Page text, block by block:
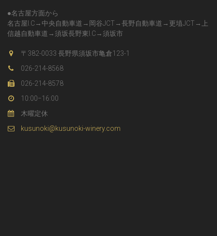
●名古屋方面から
名古屋I.C→中央自動車道→岡谷JCT→長野自動車道→更埴JCT→上
信越自動車道→須坂長野東I.C→須坂市
〒382-0033 長野県須坂市亀倉123-1
026-214-8568
026-214-8578
10:00−16:00
木曜定休
kusunoki@kusunoki-winery.com